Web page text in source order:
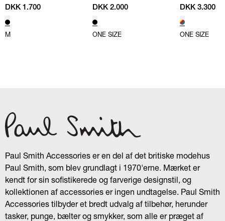
DKK 1.700
M
DKK 2.000
ONE SIZE
MULTI
DKK 3.300
ONE SIZE
Paul Smith Accessories er en del af det britiske modehus
Paul Smith, som blev grundlagt i 1970'erne. Mærket er
kendt for sin sofistikerede og farverige designstil, og
kollektionen af accessories er ingen undtagelse. Paul Smith
Accessories tilbyder et bredt udvalg af tilbehør, herunder
tasker, punge, bælter og smykker, som alle er præget af